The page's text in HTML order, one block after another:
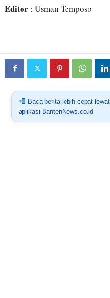
Editor : Usman Temposo
Baca berita lebih cepat lewat
aplikasi BantenNews.co.id